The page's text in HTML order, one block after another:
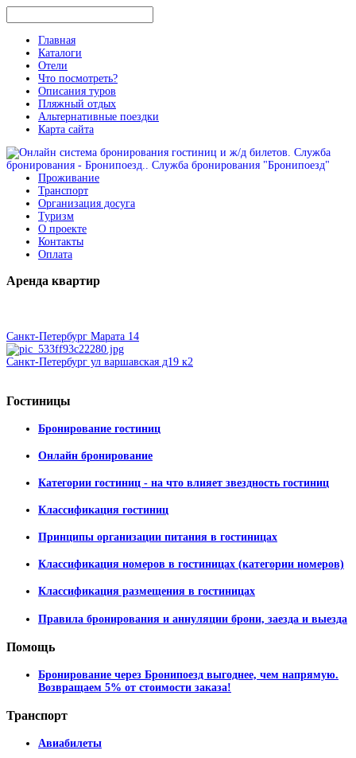
Главная
Каталоги
Отели
Что посмотреть?
Описания туров
Пляжный отдых
Альтернативные поездки
Карта сайта
Проживание
Транспорт
Организация досуга
Туризм
О проекте
Контакты
Оплата
Аренда квартир
Санкт-Петербург Марата 14
Санкт-Петербург ул варшавская д19 к2
Гостиницы
Бронирование гостиниц
Онлайн бронирование
Категории гостиниц - на что влияет звездность гостиниц
Классификация гостиниц
Принципы организации питания в гостиницах
Классификация номеров в гостиницах (категории номеров)
Классификация размещения в гостиницах
Правила бронирования и аннуляции брони, заезда и выезда
Помощь
Бронирование через Бронипоезд выгоднее, чем напрямую.
Возвращаем 5% от стоимости заказа!
Транспорт
Авиабилеты